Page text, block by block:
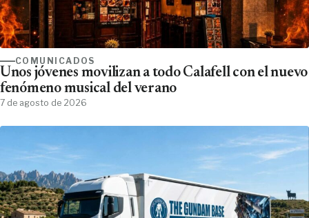
COMUNICADOS
Unos jóvenes movilizan a todo Calafell con el nuevo
fenómeno musical del verano
7 de agosto de 2026